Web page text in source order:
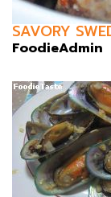
SAVORY
FoodieAdmin